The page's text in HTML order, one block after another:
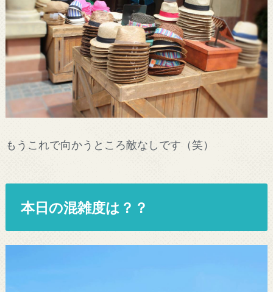
もうこれで向かうところ敵なしです（笑）
本日の混雑度は？？